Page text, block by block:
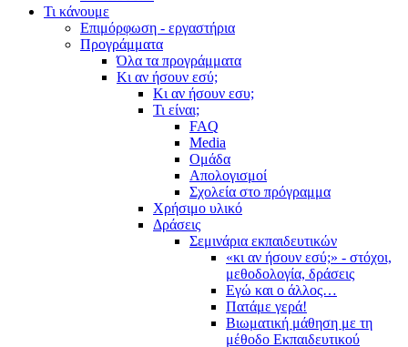
Τι κάνουμε
Επιμόρφωση - εργαστήρια
Προγράμματα
Όλα τα προγράμματα
Κι αν ήσουν εσύ;
Κι αν ήσουν εσυ;
Τι είναι;
FAQ
Media
Ομάδα
Απολογισμοί
Σχολεία στο πρόγραμμα
Χρήσιμο υλικό
Δράσεις
Σεμινάρια εκπαιδευτικών
«κι αν ήσουν εσύ;» - στόχοι,
μεθοδολογία, δράσεις
Εγώ και ο άλλος…
Πατάμε γερά!
Βιωματική μάθηση με τη
μέθοδο Εκπαιδευτικού